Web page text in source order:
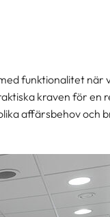
funktionalitet
kraven för
affärsbehov och